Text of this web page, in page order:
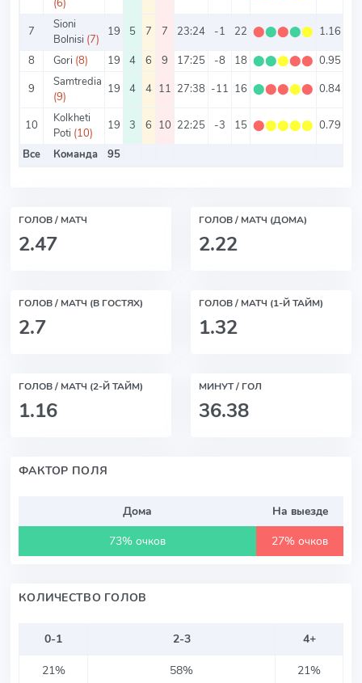
7
Sioni
Bolnisi (7)
19 5 7 7 23:24 -1 22 ⬤⬤⬤⬤⬤ 1.16
8
Gori (8) 19 4 6 9 17:25 -8 18 ⬤⬤⬤⬤⬤ 0.95
9
Samtredia
(9)
19 4 4 11 27:38 -11 16 ⬤⬤⬤⬤⬤ 0.84
10
Kolkheti
Poti (10)
19 3 6 10 22:25 -3 15 ⬤⬤⬤⬤⬤ 0.79
Все
Команда 95
ГОЛОВ / МАТЧ
2.47
ГОЛОВ / МАТЧ (ДОМА)
2.22
ГОЛОВ / МАТЧ (В ГОСТЯХ)
2.7
ГОЛОВ / МАТЧ (1-Й ТАЙМ)
1.32
ГОЛОВ / МАТЧ (2-Й ТАЙМ)
1.16
МИНУТ / ГОЛ
36.38
ФАКТОР ПОЛЯ
Дома
На выезде
73% очков
27% очков
КОЛИЧЕСТВО ГОЛОВ
0-1 2-3
4+
21%
58% 21%